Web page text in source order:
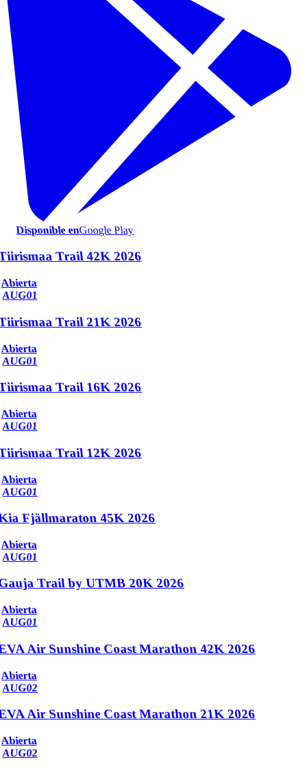
Disponible enGoogle Play
Trail 42K 2026
Abierta
AUG01
Trail 21K 2026
Abierta
AUG01
Trail 16K 2026
Abierta
AUG01
Trail 12K 2026
Abierta
AUG01
Fjällmaraton 45K 2026
Abierta
AUG01
Trail by UTMB 20K 2026
Abierta
AUG01
Air Sunshine Coast Marathon 42K 2026
Abierta
AUG02
Air Sunshine Coast Marathon 21K 2026
Abierta
AUG02